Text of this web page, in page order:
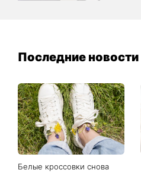
Последние новости
Белые кроссовки снова